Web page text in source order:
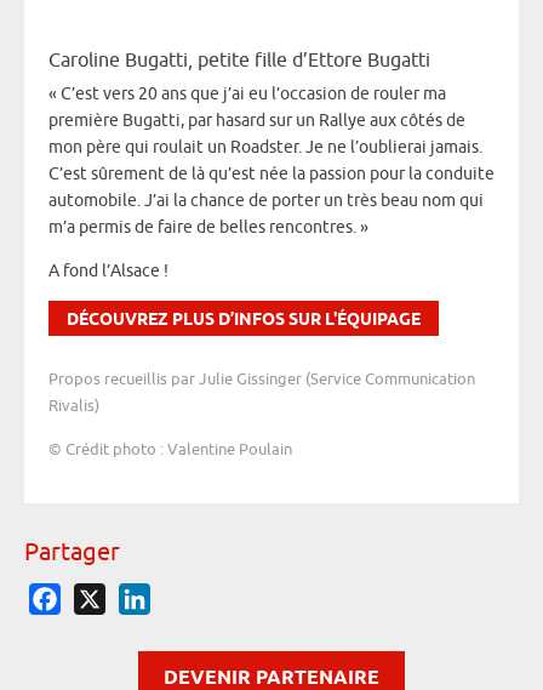
Caroline Bugatti, petite fille d’Ettore Bugatti
« C’est vers 20 ans que j’ai eu l’occasion de rouler ma
première Bugatti, par hasard sur un Rallye aux côtés de
mon père qui roulait un Roadster. Je ne l’oublierai jamais.
C’est sûrement de là qu’est née la passion pour la conduite
automobile. J’ai la chance de porter un très beau nom qui
m’a permis de faire de belles rencontres. »
A fond l’Alsace !
DÉCOUVREZ PLUS D’INFOS SUR L'ÉQUIPAGE
Propos recueillis par Julie Gissinger (Service Communication
Rivalis)
© Crédit photo : Valentine Poulain
Partager
Facebook
DEVENIR PARTENAIRE